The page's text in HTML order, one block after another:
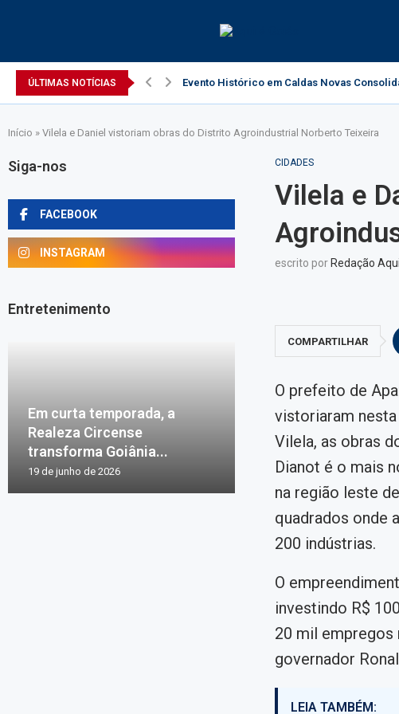
ÚLTIMAS NOTÍCIAS Evento Histórico em Caldas Novas
Início » Vilela e Daniel vistoriam obras do Distrito Agroindustrial Norberto Teixeira
CIDADES
Vilela e
escrito por Redação
COMPARTILHAR
O prefeito de
vistoriaram
Vilela, as obras
Dianot é o mais
na região leste
quadrados onde
200 indústrias.
O
investindo R$
20 mil empregos
governador
LEIA TAMBÉM:
Siga-nos
FACEBOOK
INSTAGRAM
Entretenimento
Em curta temporada, a
Realeza Circense
transforma Goiânia...
19 de junho de 2026